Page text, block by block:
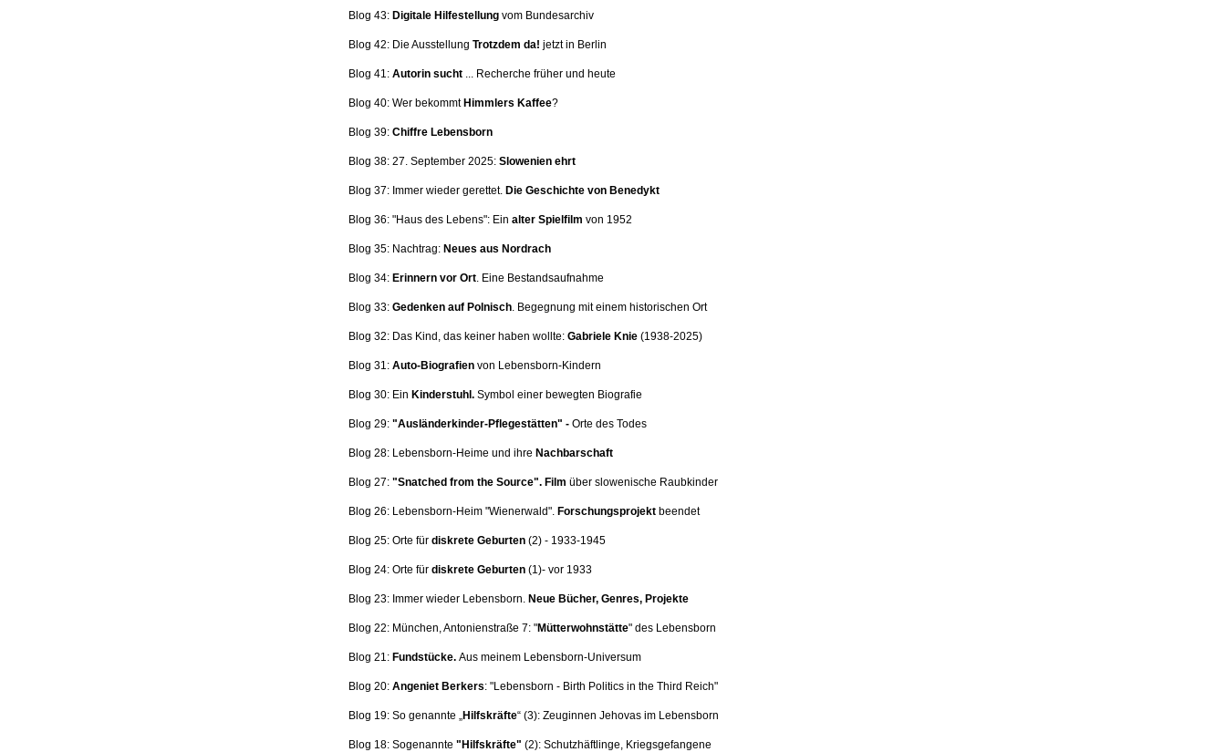
Blog 43: Digitale Hilfestellung vom Bundesarchiv
Blog 42: Die Ausstellung Trotzdem da! jetzt in Berlin
Blog 41: Autorin sucht ... Recherche früher und heute
Blog 40: Wer bekommt Himmlers Kaffee?
Blog 39: Chiffre Lebensborn
Blog 38: 27. September 2025: Slowenien ehrt
Blog 37: Immer wieder gerettet. Die Geschichte von Benedykt
Blog 36: "Haus des Lebens": Ein alter Spielfilm von 1952
Blog 35: Nachtrag: Neues aus Nordrach
Blog 34: Erinnern vor Ort. Eine Bestandsaufnahme
Blog 33: Gedenken auf Polnisch. Begegnung mit einem historischen Ort
Blog 32: Das Kind, das keiner haben wollte: Gabriele Knie (1938-2025)
Blog 31: Auto-Biografien von Lebensborn-Kindern
Blog 30: Ein Kinderstuhl. Symbol einer bewegten Biografie
Blog 29: "Ausländerkinder-Pflegestätten" - Orte des Todes
Blog 28: Lebensborn-Heime und ihre Nachbarschaft
Blog 27: "Snatched from the Source". Film über slowenische Raubkinder
Blog 26: Lebensborn-Heim "Wienerwald". Forschungsprojekt beendet
Blog 25: Orte für diskrete Geburten (2) - 1933-1945
Blog 24: Orte für diskrete Geburten (1)- vor 1933
Blog 23: Immer wieder Lebensborn. Neue Bücher, Genres, Projekte
Blog 22: München, Antonienstraße 7: "Mütterwohnstätte" des Lebensborn
Blog 21: Fundstücke. Aus meinem Lebensborn-Universum
Blog 20: Angeniet Berkers: "Lebensborn - Birth Politics in the Third Reich"
Blog 19: So genannte „Hilfskräfte“ (3): Zeuginnen Jehovas im Lebensborn
Blog 18: Sogenannte "Hilfskräfte" (2): Schutzhäftlinge, Kriegsgefangene